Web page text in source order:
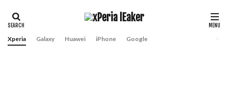
Xperia Galaxy Huawei iPhone Google